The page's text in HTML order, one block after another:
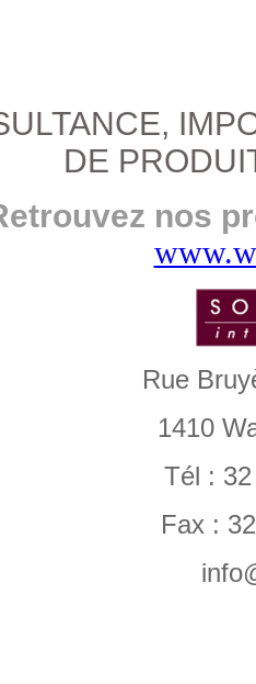
DE
nos
Rue
1410
Tél :
Fax :